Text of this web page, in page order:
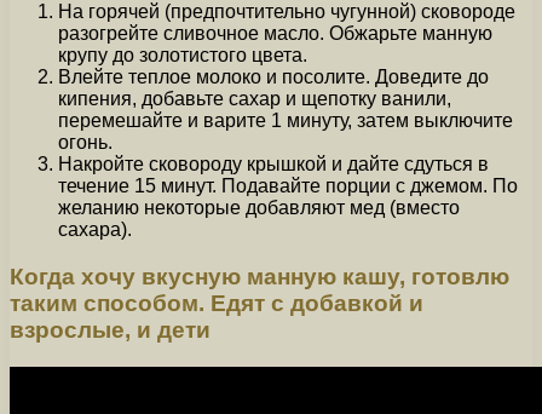
На горячей (предпочтительно чугунной) сковороде
разогрейте сливочное масло. Обжарьте манную
крупу до золотистого цвета.
Влейте теплое молоко и посолите. Доведите до
кипения, добавьте сахар и щепотку ванили,
перемешайте и варите 1 минуту, затем выключите
огонь.
Накройте сковороду крышкой и дайте сдуться в
течение 15 минут. Подавайте порции с джемом. По
желанию некоторые добавляют мед (вместо
сахара).
Когда хочу вкусную манную кашу, готовлю
таким способом. Едят с добавкой и
взрослые, и дети